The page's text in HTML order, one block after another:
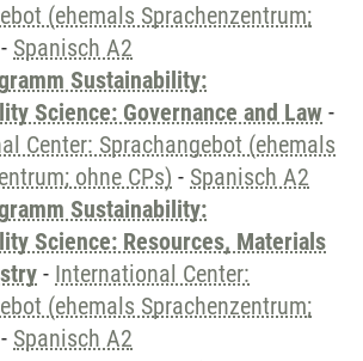
(ehemals Sprachenzentrum;
- Spanisch A2
Sustainability:
Science: Governance and Law -
Center: Sprachangebot (ehemals
ohne CPs) - Spanisch A2
Sustainability:
Science: Resources, Materials
- International Center:
(ehemals Sprachenzentrum;
- Spanisch A2